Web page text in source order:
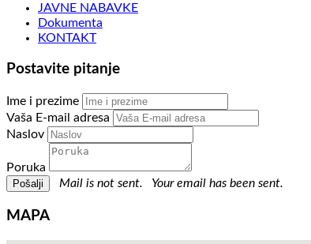
JAVNE NABAVKE
Dokumenta
KONTAKT
Postavite pitanje
Ime i prezime
Vaša E-mail adresa
Naslov
Poruka
Mail is not sent.
Your email has been sent.
MAPA